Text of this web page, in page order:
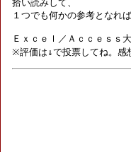
拾い読みして、
１つでも何かの参考となれば
Ｅｘｃｅｌ／Ａｃｃｅｓｓ